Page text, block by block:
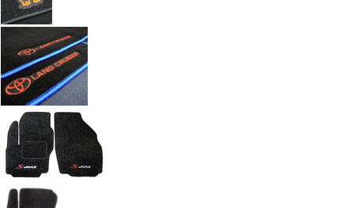
Размер (см)
Стоимость
2 100 руб.
Оформить заказ
Звоните:
купить коврик в машину.